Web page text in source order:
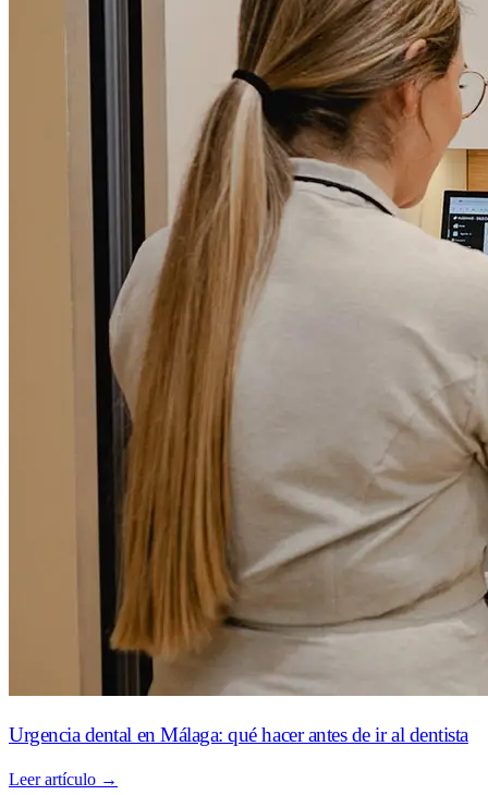
Urgencia dental en Málaga: qué hacer antes de ir al dentista
Leer artículo →